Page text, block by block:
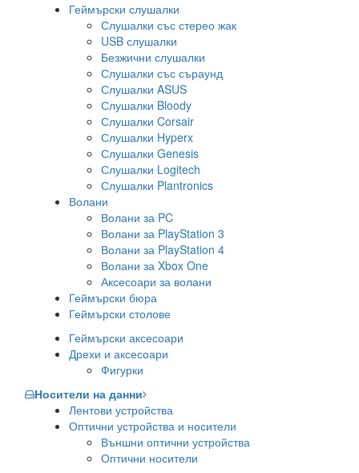
Геймърски слушалки
Слушалки със стерео жак
USB слушалки
Безжични слушалки
Слушалки със съраунд
Слушалки ASUS
Слушалки Bloody
Слушалки Corsair
Слушалки Hyperx
Слушалки Genesis
Слушалки Logitech
Слушалки Plantronics
Волани
Волани за PC
Волани за PlayStation 3
Волани за PlayStation 4
Волани за Xbox One
Аксесоари за волани
Геймърски бюра
Геймърски столове
Геймърски аксесоари
Дрехи и аксесоари
Фигурки
Носители на данни
Лентови устройства
Оптични устройства и носители
Външни оптични устройства
Оптични носители